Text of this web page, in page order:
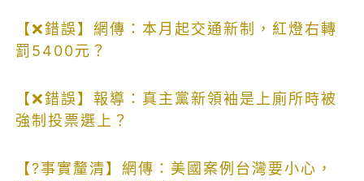
【❌錯誤】網傳：本月起交通新制，紅燈右轉
罰5400元？
【❌錯誤】報導：真主黨新領袖是上廁所時被
強制投票選上？
【?事實釐清】網傳：美國案例台灣要小心，